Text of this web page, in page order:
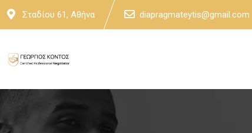
Skip
Σταδίου 61, Αθήνα diapragmateytis@gmail.com